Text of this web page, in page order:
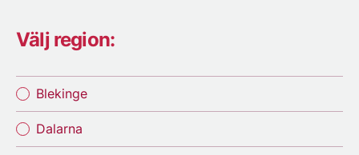
Välj region:
Blekinge
Dalarna